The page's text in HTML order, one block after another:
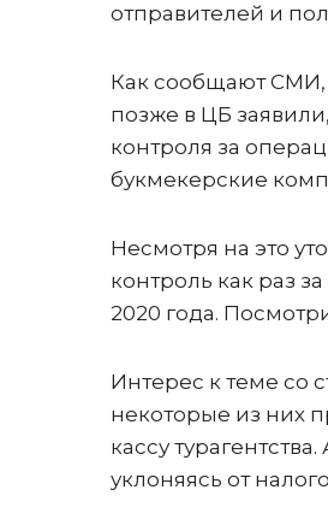
отправителей и
Как сообщают СМИ,
позже в ЦБ
контроля за
букмекерские
Несмотря на это
контроль как раз
2020 года.
Интерес к теме со
некоторые из них
кассу
уклоняясь от